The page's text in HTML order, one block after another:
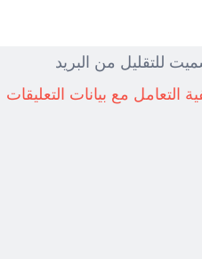
للتقليل من البريد
التعامل مع بيانات التعليقات